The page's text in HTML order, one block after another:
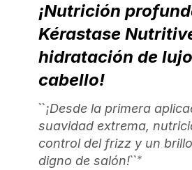
¡Nutrición
Kérastase
hidratación de
cabello!
``¡Desde la primera
suavidad extrema,
control del frizz y un
digno de salón!``*